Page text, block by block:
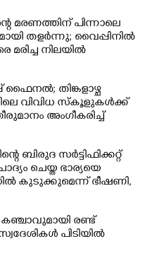
മരണത്തിന് പിന്നാലെ
തളർന്നു; വൈപ്പിനിൽ
മരിച്ച നിലയിൽ
തിങ്കളാഴ്ച
വിവിധ സ്കൂളുകൾക്ക്
അംഗീകരിച്ച്
ബിരുദ സർട്ടിഫിക്കറ്റ്
ചെയ്ത ഭാര്യയെ
കുടുക്കുമെന്ന് ഭീഷണി,
കഞ്ചാവുമായി രണ്ട്
പിടിയിൽ